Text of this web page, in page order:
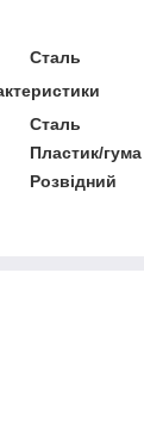
Сталь
Сталь
Пластик/гума
Розвідний